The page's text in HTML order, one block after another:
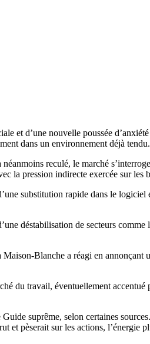
et d’une nouvelle poussée
dans un environnement déjà tendu.
reculé, le marché
la pression indirecte exercée sur les
substitution rapide dans le logiciel
déstabilisation de secteurs
Blanche a réagi en annonçant
du travail, éventuellement
suprême, selon certaines
pèserait sur les actions, l’énergie